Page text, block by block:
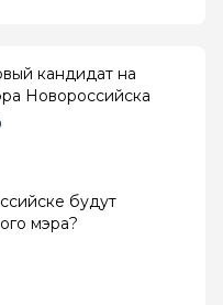
кандидат на
Новороссийска
будут
мэра?